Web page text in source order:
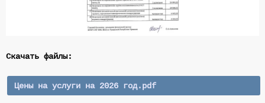
Скачать файлы:
Цены на услуги на 2026 год.pdf
Control panel